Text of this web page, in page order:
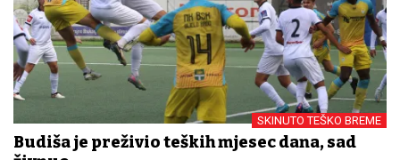
SKINUTO TEŠKO BREME
Budiša je preživio teških mjesec dana, sad